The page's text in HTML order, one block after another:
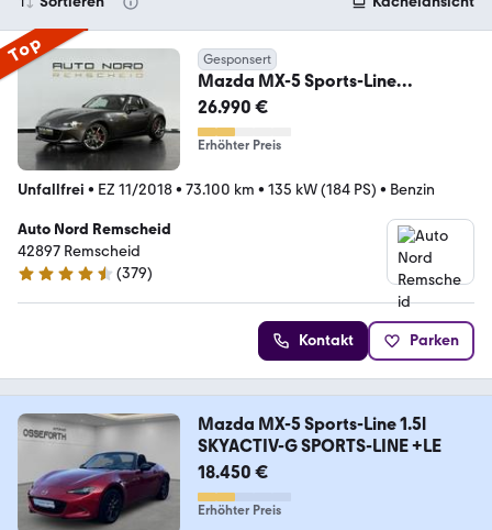
Top Gesponsert
Mazda MX-5 Sports-Line
RF*Recaro*GARANTIE*1.Hand*LE
D*
26.990 €
Erhöhter Preis
Unfallfrei • EZ 11/2018• 73.100 km • 135 kW (184 PS) • Benzin
Auto Nord Remscheid
42897 Remscheid
4.5 Sterne
(379)
Kontakt Parken
Mazda MX-5 Sports-Line 1.5l
SKYACTIV-G SPORTS-LINE +LE
18.450 €
Erhöhter Preis